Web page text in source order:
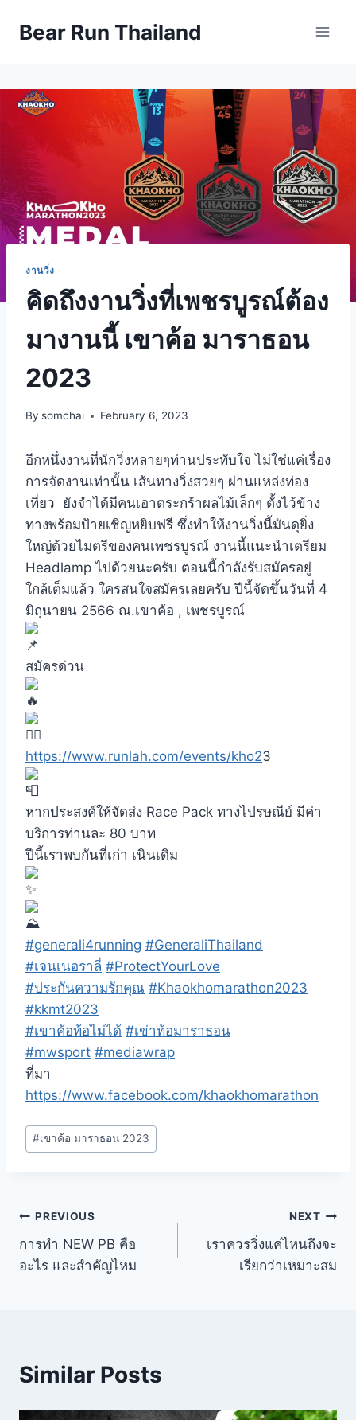
Bear Run Thailand
งานวิ่ง
คิดถึงงานวิ่งที่เพชรบูรณ์ต้อง
มางานนี้ เขาค้อ มาราธอน
2023
By somchai February 6, 2023
อีกหนึ่งงานที่นักวิ่งหลายๆท่านประทับใจ ไม่ใช่แค่เรื่อง
การจัดงานเท่านั้น เส้นทางวิ่งสวยๆ ผ่านแหล่งท่อง
เที่ยว ยังจำได้มีคนเอาตระกร้าผลไม้เล็กๆ ตั้งไว้ข้าง
ทางพร้อมป้ายเชิญหยิบฟรี ซึ่งทำให้งานวิ่งนี้มันดุยิ่ง
ใหญ่ด้วยไมตรีของคนเพชรบูรณ์ งานนี้แนะนำเตรียม
Headlamp ไปด้วยนะครับ ตอนนี้กำลังรับสมัครอยู่
ใกล้เต็มแล้ว ใครสนใจสมัครเลยครับ ปีนี้จัดขึ้นวันที่ 4
มิถุนายน 2566 ณ.เขาค้อ , เพชรบูรณ์
สมัครด่วน
https://www.runlah.com/events/kho23
หากประสงค์ให้จัดส่ง Race Pack ทางไปรษณีย์ มีค่า
บริการท่านละ 80 บาท
ปีนี้เราพบกันที่เก่า เนินเดิม
#generali4running #GeneraliThailand
#เจนเนอราลี่ #ProtectYourLove
#ประกันความรักคุณ #Khaokhomarathon2023
#kkmt2023
#เขาค้อท้อไม่ได้ #เข่าท้อมาราธอน
#mwsport #mediawrap
ที่มา
https://www.facebook.com/khaokhomarathon
Post
Tags:
#เขาค้อ มาราธอน 2023
Post
navigation
PREVIOUS
การทำ NEW PB คือ
อะไร และสำคัญไหม
NEXT
เราควรวิ่งแค่ไหนถึงจะ
เรียกว่าเหมาะสม
Similar Posts